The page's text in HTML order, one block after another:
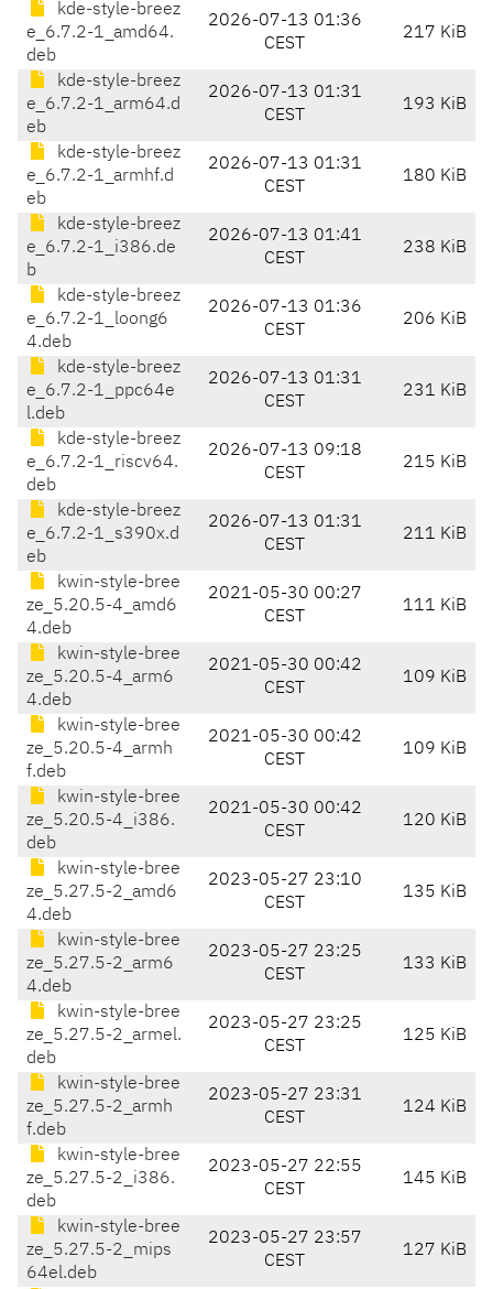
kde-style-breez
e_6.7.2-1_amd64.
deb
2026-07-13 01:36
CEST
217 KiB
kde-style-breez
e_6.7.2-1_arm64.d
eb
2026-07-13 01:31
CEST
193 KiB
kde-style-breez
e_6.7.2-1_armhf.d
eb
2026-07-13 01:31
CEST
180 KiB
kde-style-breez
e_6.7.2-1_i386.de
b
2026-07-13 01:41
CEST
238 KiB
kde-style-breez
e_6.7.2-1_loong6
4.deb
2026-07-13 01:36
CEST
206 KiB
kde-style-breez
e_6.7.2-1_ppc64e
l.deb
2026-07-13 01:31
CEST
231 KiB
kde-style-breez
e_6.7.2-1_riscv64.
deb
2026-07-13 09:18
CEST
215 KiB
kde-style-breez
e_6.7.2-1_s390x.d
eb
2026-07-13 01:31
CEST
211 KiB
kwin-style-bree
ze_5.20.5-4_amd6
4.deb
2021-05-30 00:27
CEST
111 KiB
kwin-style-bree
ze_5.20.5-4_arm6
4.deb
2021-05-30 00:42
CEST
109 KiB
kwin-style-bree
ze_5.20.5-4_armh
f.deb
2021-05-30 00:42
CEST
109 KiB
kwin-style-bree
ze_5.20.5-4_i386.
deb
2021-05-30 00:42
CEST
120 KiB
kwin-style-bree
ze_5.27.5-2_amd6
4.deb
2023-05-27 23:10
CEST
135 KiB
kwin-style-bree
ze_5.27.5-2_arm6
4.deb
2023-05-27 23:25
CEST
133 KiB
kwin-style-bree
ze_5.27.5-2_armel.
deb
2023-05-27 23:25
CEST
125 KiB
kwin-style-bree
ze_5.27.5-2_armh
f.deb
2023-05-27 23:31
CEST
124 KiB
kwin-style-bree
ze_5.27.5-2_i386.
deb
2023-05-27 22:55
CEST
145 KiB
kwin-style-bree
ze_5.27.5-2_mips
64el.deb
2023-05-27 23:57
CEST
127 KiB